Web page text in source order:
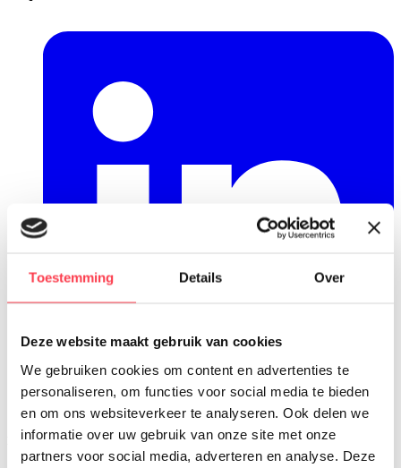
Toestemming Details Over
Deze website maakt gebruik van cookies
We gebruiken cookies om content en advertenties te
personaliseren, om functies voor social media te bieden
en om ons websiteverkeer te analyseren. Ook delen we
informatie over uw gebruik van onze site met onze
partners voor social media, adverteren en analyse. Deze
Accepteer het gebruik vanmarketingcookiesom deze video te
bekijken.